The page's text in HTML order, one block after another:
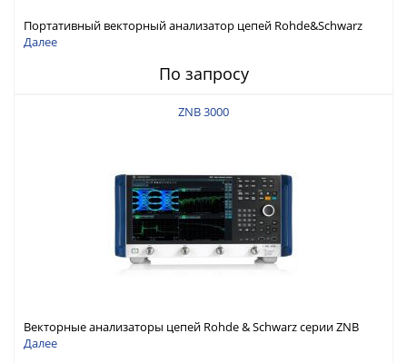
Портативный векторный анализатор цепей Rohde&Schwarz
ZNH с диапазоном частот от 30 кГц до 26,5 ГГц
Далее
По запросу
ZNB 3000
Векторные анализаторы цепей Rohde & Schwarz серии ZNB
3000 с диапазоном частот от 9 кГц до 54 ГГц
Далее